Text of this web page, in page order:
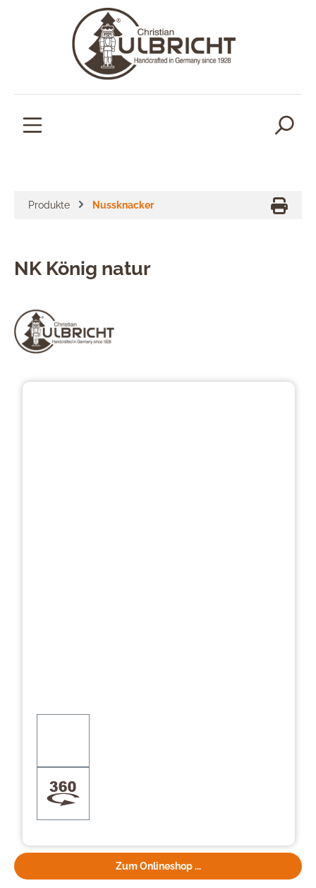
Produkte Nussknacker
NK König natur
Zum Onlineshop ...